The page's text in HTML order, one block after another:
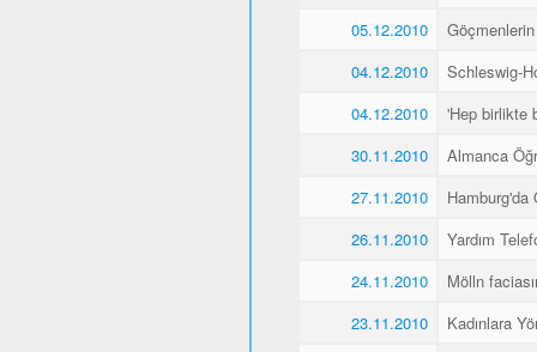
05.12.2010
04.12.2010
Schleswig-
04.12.2010
'Hep birlikte
30.11.2010
Almanca
27.11.2010
Hamburg'da
26.11.2010
Yardım
24.11.2010
Mölln
23.11.2010
Kadınlara